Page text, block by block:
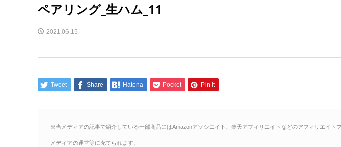
ペアリング_生ハム_11
2021.06.15
Tweet Share Hatena Pocket Pin it
※当メディアの記事で紹介している一部商品にはAmazonアソシエイト、楽天アフィリエイトなどのアフィリエイト
メディアの運営等に充てられます。